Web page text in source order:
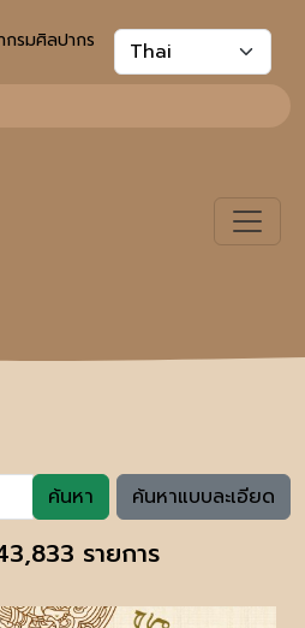
กรมศิลปากร
ค้นหา ค้นหาแบบละเอียด
รายการ